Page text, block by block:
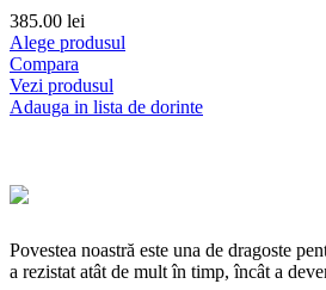
385.00 lei
Alege produsul
Compara
Vezi produsul
Adauga in lista de dorinte
Povestea noastră este una de dragoste
a rezistat atât de mult în timp, încât a